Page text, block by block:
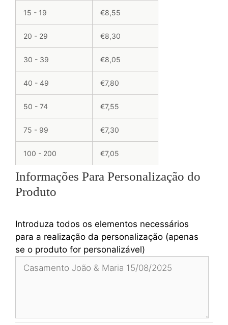
15 - 19 €8,55
20 - 29 €8,30
30 - 39 €8,05
40 - 49 €7,80
50 - 74 €7,55
75 - 99 €7,30
100 - 200 €7,05
Informações Para Personalização do
Produto
Introduza todos os elementos necessários
para a realização da personalização (apenas
se o produto for personalizável)